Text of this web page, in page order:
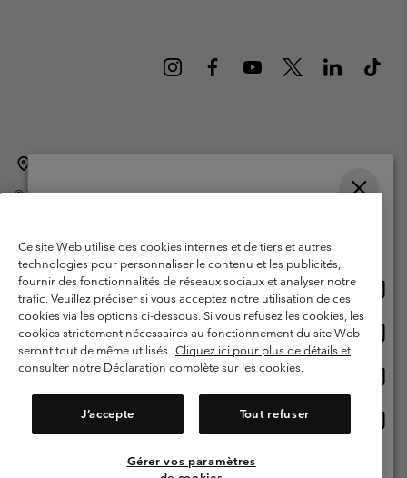
©2026Columbia Sportswear International Sarl. Avenue des Morgines, 12
Garanties Légales
Politique de confidentialité
Conditions d'utilisation - Membres
Conditions D'utilisation - Contenu généré par l'utilisateur
Impressum
Cookies
Ce site Web utilise des cookies internes et de tiers et autres
technologies pour personnaliser le contenu et les publicités,
fournir des fonctionnalités de réseaux sociaux et analyser notre
trafic. Veuillez préciser si vous acceptez notre utilisation de ces
cookies via les options ci-dessous. Si vous refusez les cookies, les
cookies strictement nécessaires au fonctionnement du site Web
seront tout de même utilisés. Cliquez ici pour plus de détails et
consulter notre Déclaration complète sur les cookies.
J’accepte Tout refuser
Gérer vos paramètres
Achats en ligne disponibles
United States
ligne
Belgium-English
ligne
Belgium-Français
ligne
Belgium-Dutch
Voir Tous Les Pays